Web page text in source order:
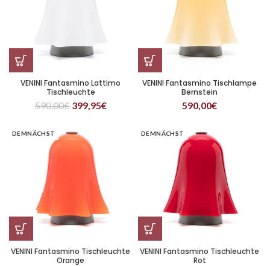
VENINI Fantasmino Lattimo
Tischleuchte
590,00€ 399,95€
VENINI Fantasmino Tischlampe
Bernstein
590,00€
DEMNÄCHST
VENINI Fantasmino Tischleuchte
Orange
DEMNÄCHST
VENINI Fantasmino Tischleuchte
Rot